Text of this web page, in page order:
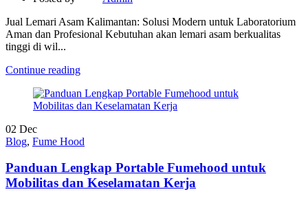
Jual Lemari Asam Kalimantan: Solusi Modern untuk Laboratorium
Aman dan Profesional Kebutuhan akan lemari asam berkualitas
tinggi di wil...
Continue reading
02 Dec
Blog, Fume Hood
Panduan Lengkap Portable Fumehood untuk
Mobilitas dan Keselamatan Kerja